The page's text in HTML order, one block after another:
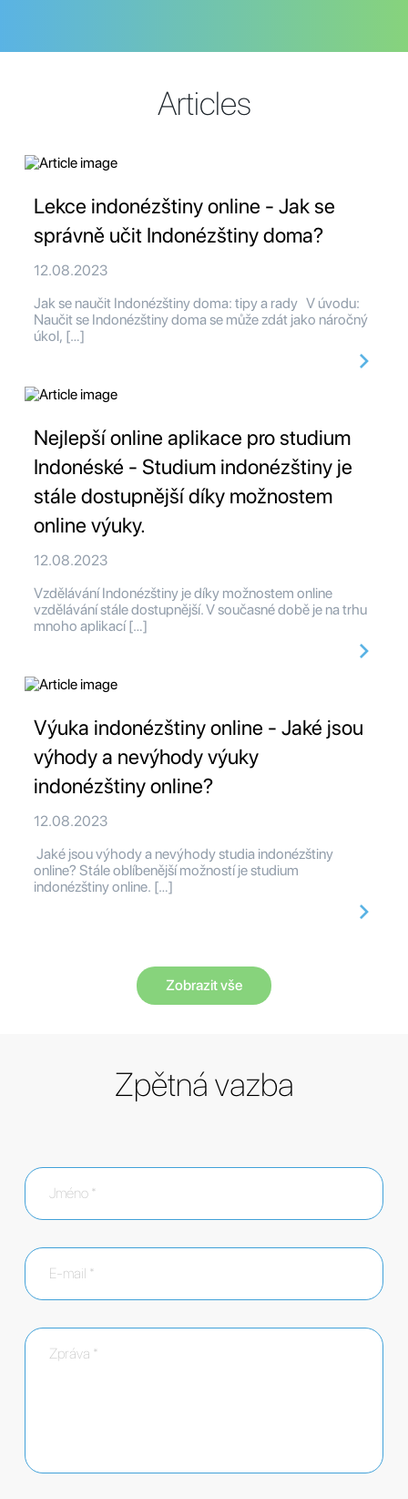
Articles
Lekce indonézštiny online - Jak se
správně učit Indonézštiny doma?
12.08.2023
Jak se naučit Indonézštiny doma: tipy a rady V úvodu:
Naučit se Indonézštiny doma se může zdát jako náročný
úkol, […]
Nejlepší online aplikace pro studium
Indonéské - Studium indonézštiny je
stále dostupnější díky možnostem
online výuky.
12.08.2023
Vzdělávání Indonézštiny je díky možnostem online
vzdělávání stále dostupnější. V současné době je na trhu
mnoho aplikací […]
Výuka indonézštiny online - Jaké jsou
výhody a nevýhody výuky
indonézštiny online?
12.08.2023
Jaké jsou výhody a nevýhody studia indonézštiny
online? Stále oblíbenější možností je studium
indonézštiny online. […]
Zobrazit vše
Zpětná vazba